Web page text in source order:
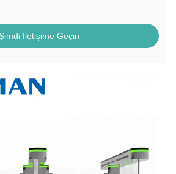
Şimdi İletişime Geçin